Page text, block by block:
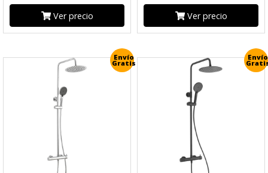
Ver precio Ver precio
Envío
Gratis
Envío